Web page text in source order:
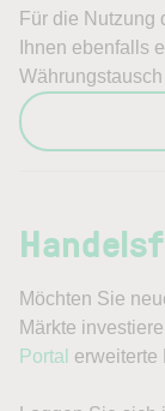
Für die Nutzung
Ihnen ebenfalls
Möchten Sie
Märkte
Portal erweiterte